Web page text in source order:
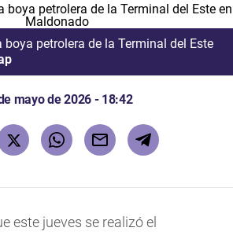
petrolera de la Terminal del Este
mayo de 2026 - 18:42
este jueves se realizó el